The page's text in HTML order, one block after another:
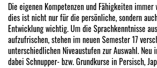
Die eigenen Kompetenzen und Fähigkeiten
dies ist nicht nur für die persönliche, sondern
Entwicklung wichtig. Um die Sprachkenntnisse
aufzufrischen, stehen im neuen Semester 17
unterschiedlichen Niveaustufen zur Auswahl. Neu
dabei Schnupper- bzw. Grundkurse in Persisch,